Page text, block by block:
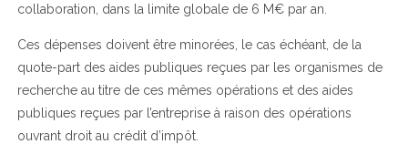
collaboration, dans la limite globale de 6 M€ par an.
Ces dépenses doivent être minorées, le cas échéant, de la
quote-part des aides publiques reçues par les organismes de
recherche au titre de ces mêmes opérations et des aides
publiques reçues par l’entreprise à raison des opérations
ouvrant droit au crédit d’impôt.